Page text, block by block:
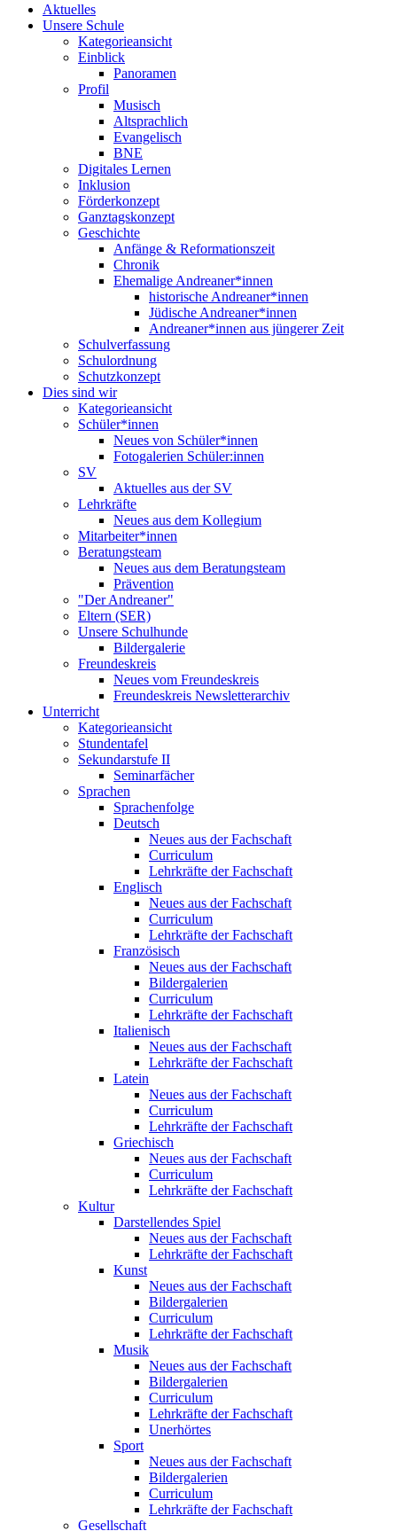
Aktuelles
Unsere Schule
Kategorieansicht
Einblick
Panoramen
Profil
Musisch
Altsprachlich
Evangelisch
BNE
Digitales Lernen
Inklusion
Förderkonzept
Ganztagskonzept
Geschichte
Anfänge & Reformationszeit
Chronik
Ehemalige Andreaner*innen
historische Andreaner*innen
Jüdische Andreaner*innen
Andreaner*innen aus jüngerer Zeit
Schulverfassung
Schulordnung
Schutzkonzept
Dies sind wir
Kategorieansicht
Schüler*innen
Neues von Schüler*innen
Fotogalerien Schüler:innen
SV
Aktuelles aus der SV
Lehrkräfte
Neues aus dem Kollegium
Mitarbeiter*innen
Beratungsteam
Neues aus dem Beratungsteam
Prävention
"Der Andreaner"
Eltern (SER)
Unsere Schulhunde
Bildergalerie
Freundeskreis
Neues vom Freundeskreis
Freundeskreis Newsletterarchiv
Unterricht
Kategorieansicht
Stundentafel
Sekundarstufe II
Seminarfächer
Sprachen
Sprachenfolge
Deutsch
Neues aus der Fachschaft
Curriculum
Lehrkräfte der Fachschaft
Englisch
Neues aus der Fachschaft
Curriculum
Lehrkräfte der Fachschaft
Französisch
Neues aus der Fachschaft
Bildergalerien
Curriculum
Lehrkräfte der Fachschaft
Italienisch
Neues aus der Fachschaft
Lehrkräfte der Fachschaft
Latein
Neues aus der Fachschaft
Curriculum
Lehrkräfte der Fachschaft
Griechisch
Neues aus der Fachschaft
Curriculum
Lehrkräfte der Fachschaft
Kultur
Darstellendes Spiel
Neues aus der Fachschaft
Lehrkräfte der Fachschaft
Kunst
Neues aus der Fachschaft
Bildergalerien
Curriculum
Lehrkräfte der Fachschaft
Musik
Neues aus der Fachschaft
Bildergalerien
Curriculum
Lehrkräfte der Fachschaft
Unerhörtes
Sport
Neues aus der Fachschaft
Bildergalerien
Curriculum
Lehrkräfte der Fachschaft
Gesellschaft